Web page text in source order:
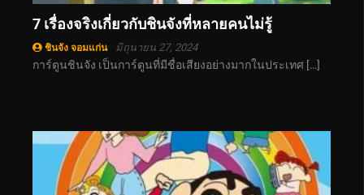
7 เรื่องจริงเกี่ยวกับชินจังที่หลายคนไม่รู้
ชินจัง จอมแก่น มิถุนายน 27, 2024
การ์ตูนชินจัง เป็นการ์ตูนที่มีชื่อเสียงอย่างมากในประเทศ […]